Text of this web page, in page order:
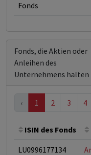
Fonds
Fonds, die Aktien oder
Anleihen des
Unternehmens halten
‹ 1 2 3 4
ISIN des Fonds
LU0996177134